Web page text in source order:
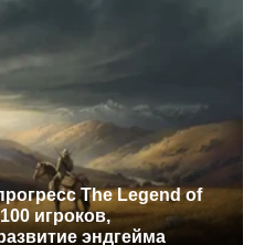
The Legend of
игроков,
эндгейма